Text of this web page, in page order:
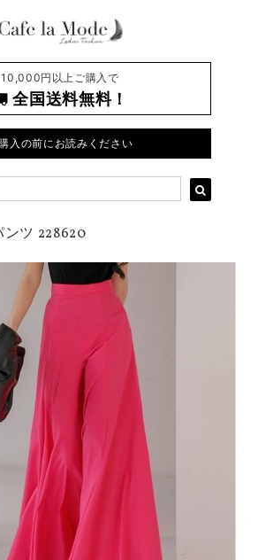
10,000円以上ご購入で
全国送料無料！
入の前にお読みください
ンツ 228620